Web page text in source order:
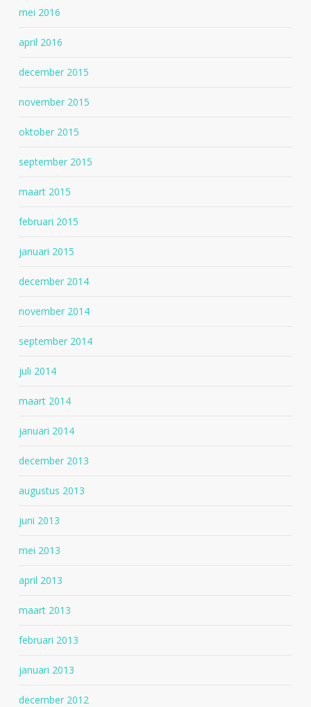
mei 2016
april 2016
december 2015
november 2015
oktober 2015
september 2015
maart 2015
februari 2015
januari 2015
december 2014
november 2014
september 2014
juli 2014
maart 2014
januari 2014
december 2013
augustus 2013
juni 2013
mei 2013
april 2013
maart 2013
februari 2013
januari 2013
december 2012